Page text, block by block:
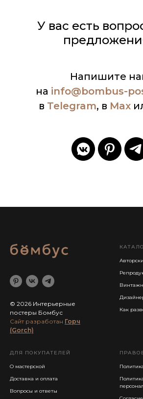
У вас есть
Напишите
на info@bombus-
в Telegram, в Max
© 2026 Интерьерные
постеры Бомбус
Cайт разработан Горч
(Gorch)
Как
ДЛЯ ПОКУПАТЕЛЕЙ
О мастерской
Доставка и оплата
Вопросы и ответы